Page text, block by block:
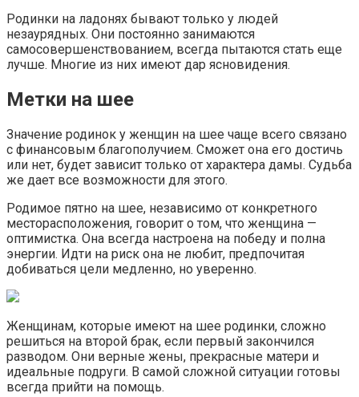
Родинки на ладонях бывают только у людей
незаурядных. Они постоянно занимаются
самосовершенствованием, всегда пытаются стать еще
лучше. Многие из них имеют дар ясновидения.
Метки на шее
Значение родинок у женщин на шее чаще всего связано
с финансовым благополучием. Сможет она его достичь
или нет, будет зависит только от характера дамы. Судьба
же дает все возможности для этого.
Родимое пятно на шее, независимо от конкретного
месторасположения, говорит о том, что женщина —
оптимистка. Она всегда настроена на победу и полна
энергии. Идти на риск она не любит, предпочитая
добиваться цели медленно, но уверенно.
Женщинам, которые имеют на шее родинки, сложно
решиться на второй брак, если первый закончился
разводом. Они верные жены, прекрасные матери и
идеальные подруги. В самой сложной ситуации готовы
всегда прийти на помощь.